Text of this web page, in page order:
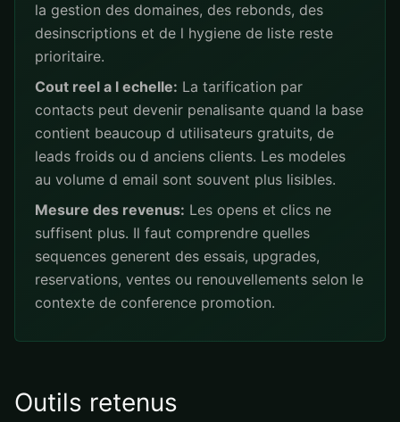
la gestion des domaines, des rebonds, des
desinscriptions et de l hygiene de liste reste
prioritaire.
Cout reel a l echelle: La tarification par
contacts peut devenir penalisante quand la base
contient beaucoup d utilisateurs gratuits, de
leads froids ou d anciens clients. Les modeles
au volume d email sont souvent plus lisibles.
Mesure des revenus: Les opens et clics ne
suffisent plus. Il faut comprendre quelles
sequences generent des essais, upgrades,
reservations, ventes ou renouvellements selon le
contexte de conference promotion.
Outils retenus